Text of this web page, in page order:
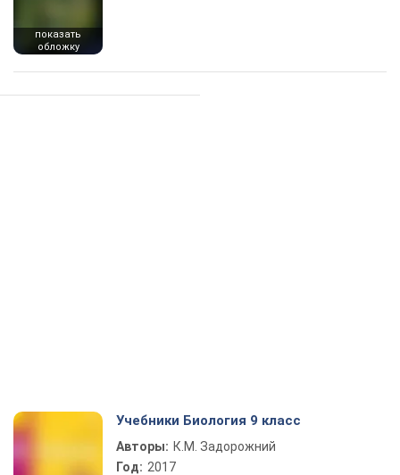
показать
обложку
Учебники Биология 9 класс
Авторы: К.М. Задорожний
Год: 2017